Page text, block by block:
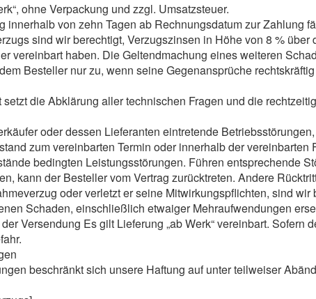
ohne Verpackung und zzgl. Umsatzsteuer.
innerhalb von zehn Tagen ab Rechnungsdatum zur Zahlung
sind wir berechtigt, Verzugszinsen in Höhe von 8 %
vereinbart haben. Die Geltendmachung eines weiteren
Besteller nur zu, wenn seine Gegenansprüche
die Abklärung aller technischen Fragen und die
oder dessen Lieferanten eintretende
zum vereinbarten Termin oder innerhalb der
bedingten Leistungsstörungen. Führen entsprechende
kann der Besteller vom Vertrag zurücktreten. Andere
oder verletzt er seine Mitwirkungspflichten, sind wir
Schaden, einschließlich etwaiger Mehraufwendungen
Versendung Es gilt Lieferung „ab Werk“ vereinbart.
beschränkt sich unsere Haftung auf unter teilweiser